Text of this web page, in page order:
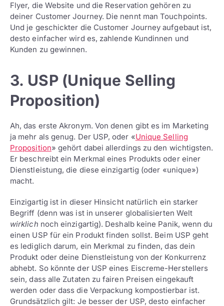
Flyer, die Website und die Reservation gehören zu
deiner Customer Journey. Die nennt man Touchpoints.
Und je geschickter die Customer Journey aufgebaut ist,
desto einfacher wird es, zahlende Kundinnen und
Kunden zu gewinnen.
3. USP (Unique Selling
Proposition)
Ah, das erste Akronym. Von denen gibt es im Marketing
ja mehr als genug. Der USP, oder «Unique Selling
Proposition» gehört dabei allerdings zu den wichtigsten.
Er beschreibt ein Merkmal eines Produkts oder einer
Dienstleistung, die diese einzigartig (oder «unique»)
macht.
Einzigartig ist in dieser Hinsicht natürlich ein starker
Begriff (denn was ist in unserer globalisierten Welt
wirklich noch einzigartig). Deshalb keine Panik, wenn du
einen USP für ein Produkt finden sollst. Beim USP geht
es lediglich darum, ein Merkmal zu finden, das dein
Produkt oder deine Dienstleistung von der Konkurrenz
abhebt. So könnte der USP eines Eiscreme-Herstellers
sein, dass alle Zutaten zu fairen Preisen eingekauft
werden oder dass die Verpackung kompostierbar ist.
Grundsätzlich gilt: Je besser der USP, desto einfacher